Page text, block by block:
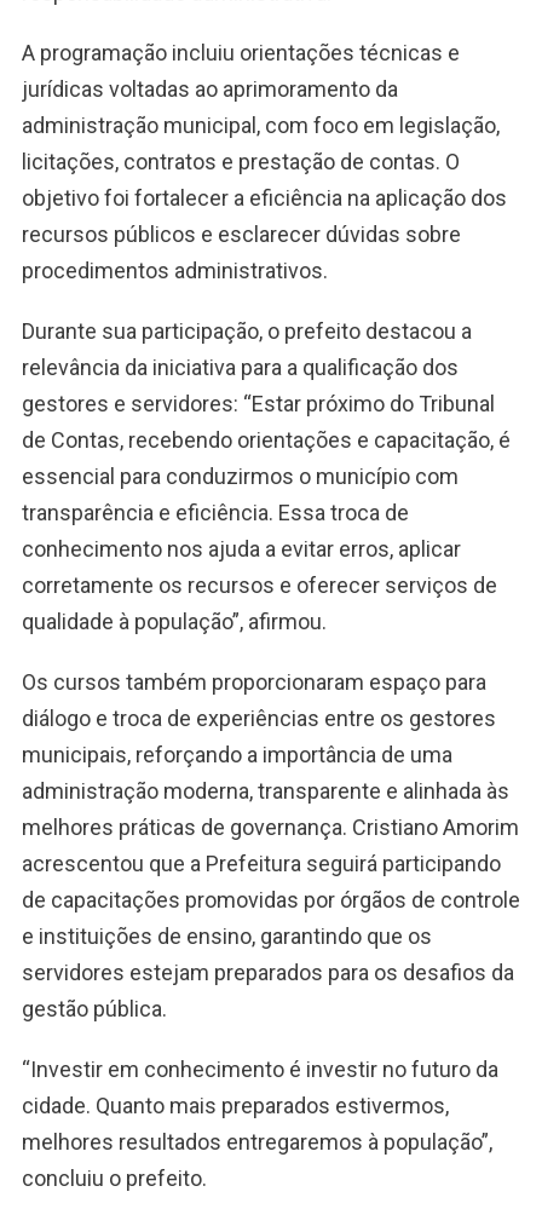
A programação incluiu orientações técnicas e
jurídicas voltadas ao aprimoramento da
administração municipal, com foco em legislação,
licitações, contratos e prestação de contas. O
objetivo foi fortalecer a eficiência na aplicação dos
recursos públicos e esclarecer dúvidas sobre
procedimentos administrativos.
Durante sua participação, o prefeito destacou a
relevância da iniciativa para a qualificação dos
gestores e servidores: “Estar próximo do Tribunal
de Contas, recebendo orientações e capacitação, é
essencial para conduzirmos o município com
transparência e eficiência. Essa troca de
conhecimento nos ajuda a evitar erros, aplicar
corretamente os recursos e oferecer serviços de
qualidade à população”, afirmou.
Os cursos também proporcionaram espaço para
diálogo e troca de experiências entre os gestores
municipais, reforçando a importância de uma
administração moderna, transparente e alinhada às
melhores práticas de governança. Cristiano Amorim
acrescentou que a Prefeitura seguirá participando
de capacitações promovidas por órgãos de controle
e instituições de ensino, garantindo que os
servidores estejam preparados para os desafios da
gestão pública.
“Investir em conhecimento é investir no futuro da
cidade. Quanto mais preparados estivermos,
melhores resultados entregaremos à população”,
concluiu o prefeito.